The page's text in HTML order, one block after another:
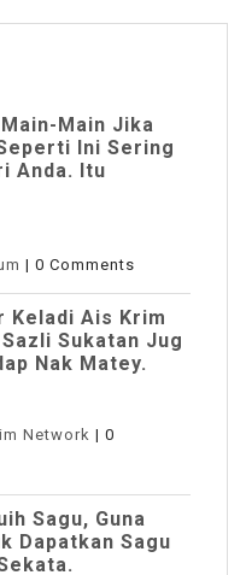
Main Jika
Seperti Ini Sering
Anda. Itu
| 0 Comments
Keladi Ais Krim
Sukatan Jug
Nak Matey.
Network | 0
Sagu, Guna
Dapatkan Sagu